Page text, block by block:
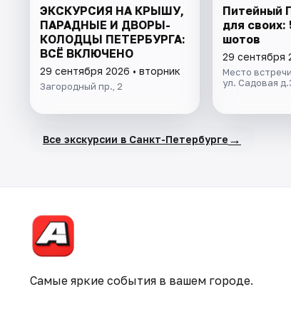
ЭКСКУРСИЯ НА КРЫШУ,
ПАРАДНЫЕ И ДВОРЫ-
КОЛОДЦЫ ПЕТЕРБУРГА:
ВСЁ ВКЛЮЧЕНО
29 сентября 2026 • вторник
Загородный пр., 2
Питейный
для своих:
шотов
29 сентября
Место
ул. Садовая
Все экскурсии в Санкт-Петербурге →
Самые яркие события в вашем городе.